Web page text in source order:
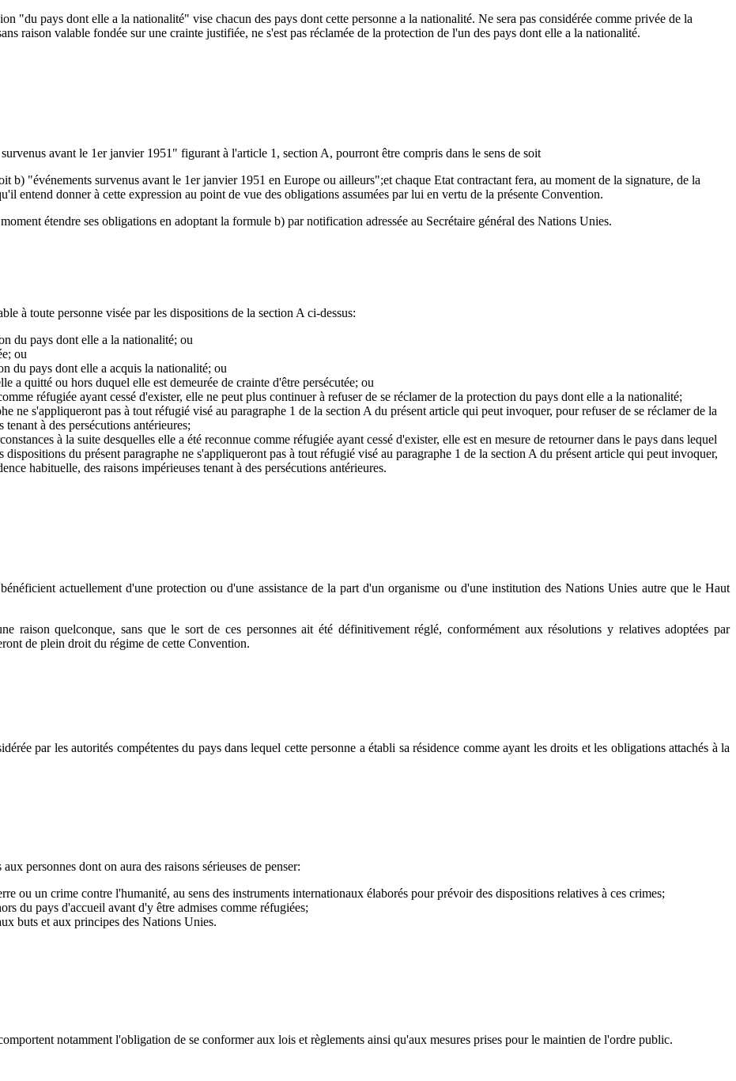
"du pays dont elle a la nationalité" vise chacun des pays dont cette personne a la nationalité. Ne sera pas considérée comme privée de la
raison valable fondée sur une crainte justifiée, ne s'est pas réclamée de la protection de l'un des pays dont elle a la nationalité.
avant le 1er janvier 1951" figurant à l'article 1, section A, pourront être compris dans le sens de soit
b) "événements survenus avant le 1er janvier 1951 en Europe ou ailleurs";et chaque Etat contractant fera, au moment de la signature, de la
entend donner à cette expression au point de vue des obligations assumées par lui en vertu de la présente Convention.
étendre ses obligations en adoptant la formule b) par notification adressée au Secrétaire général des Nations Unies.
à toute personne visée par les dispositions de la section A ci-dessus:
du pays dont elle a la nationalité; ou
ou
du pays dont elle a acquis la nationalité; ou
a quitté ou hors duquel elle est demeurée de crainte d'être persécutée; ou
réfugiée ayant cessé d'exister, elle ne peut plus continuer à refuser de se réclamer de la protection du pays dont elle a la nationalité;
ne s'appliqueront pas à tout réfugié visé au paragraphe 1 de la section A du présent article qui peut invoquer, pour refuser de se réclamer de la
à des persécutions antérieures;
à la suite desquelles elle a été reconnue comme réfugiée ayant cessé d'exister, elle est en mesure de retourner dans le pays dans lequel
du présent paragraphe ne s'appliqueront pas à tout réfugié visé au paragraphe 1 de la section A du présent article qui peut invoquer,
habituelle, des raisons impérieuses tenant à des persécutions antérieures.
actuellement d'une protection ou d'une assistance de la part d'un organisme ou d'une institution des Nations Unies autre que le Haut
raison quelconque, sans que le sort de ces personnes ait été définitivement réglé, conformément aux résolutions y relatives adoptées par
de plein droit du régime de cette Convention.
par les autorités compétentes du pays dans lequel cette personne a établi sa résidence comme ayant les droits et les obligations attachés à la
personnes dont on aura des raisons sérieuses de penser:
ou un crime contre l'humanité, au sens des instruments internationaux élaborés pour prévoir des dispositions relatives à ces crimes;
du pays d'accueil avant d'y être admises comme réfugiées;
buts et aux principes des Nations Unies.
notamment l'obligation de se conformer aux lois et règlements ainsi qu'aux mesures prises pour le maintien de l'ordre public.